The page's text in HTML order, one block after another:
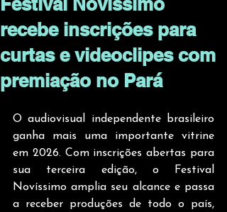
recebe inscrições para
curtas e videoclipes com
premiação no Pará
O audiovisual independente brasileiro
ganha mais uma importante vitrine
em 2026. Com inscrições abertas para
sua terceira edição, o Festival
Novíssimo amplia seu alcance e passa
a receber produções de todo o país,